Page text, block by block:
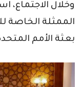
وخلال الاجتماع،
الممثلة الخاصة
بعثة الأمم